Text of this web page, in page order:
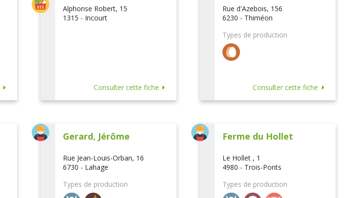
Alphonse Robert, 15
1315 - Incourt
Consulter cette fiche
Rue d'Azebois, 156
6230 - Thiméon
Types de production
Consulter cette fiche
Gerard, Jérôme
Rue Jean-Louis-Orban, 16
6730 - Lahage
Types de production
Ferme du Hollet
Le Hollet , 1
4980 - Trois-Ponts
Types de production